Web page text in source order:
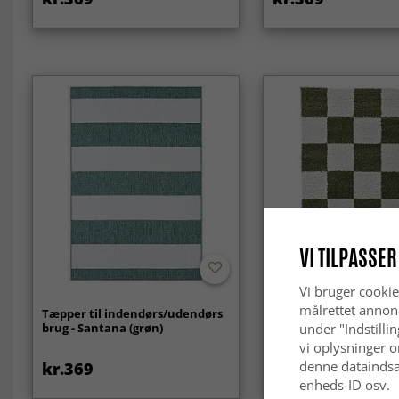
Tæpper til indendørs/udendørs
brug - Santana (grøn)
kr.369
Ryatæpper - Gordes
kr.1 869
VI
Vi bruger
målrettet
under
vi oplysninger
denne
enheds-ID osv.